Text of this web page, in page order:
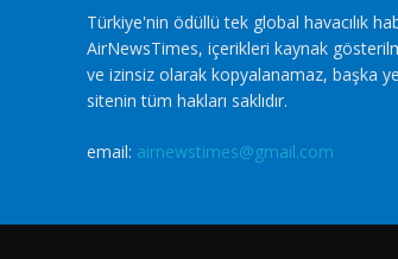
Türkiye'nin ödüllü tek global havacılık
AirNewsTimes, içerikleri kaynak
ve izinsiz olarak kopyalanamaz, başka
sitenin tüm hakları saklıdır.
email: airnewstimes@gmail.com